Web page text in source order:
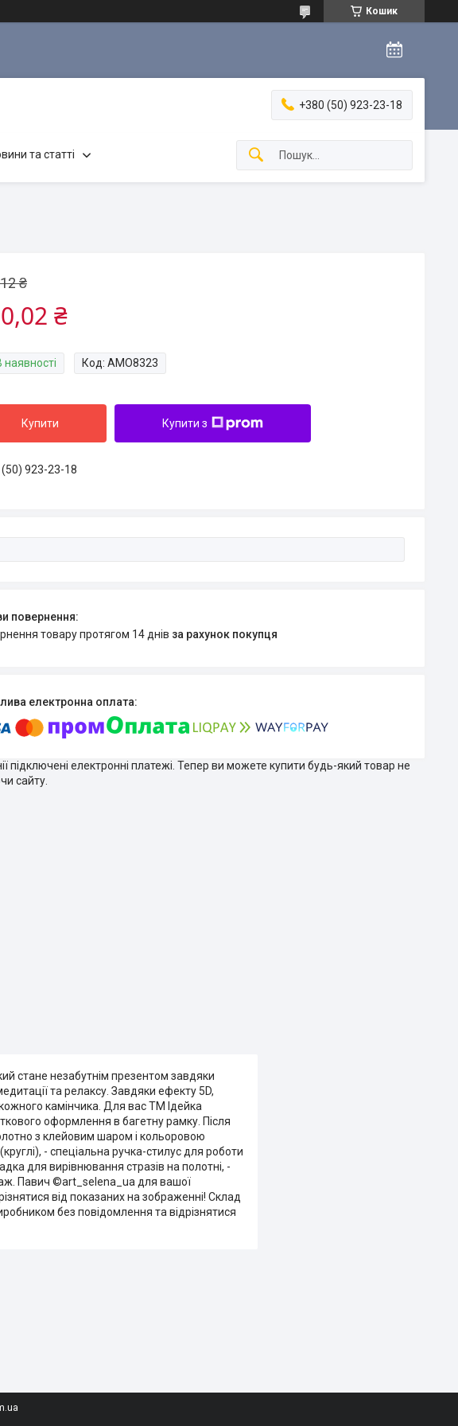
Кошик
+380 (50) 923-23-18
та статті
₴
₴
наявності Код: AMO8323
Купити Купити з
(50) 923-23-18
товару протягом 14 днів за рахунок покупця
підключені електронні платежі. Тепер ви можете купити будь-який товар не
сайту.
стане незабутнім презентом завдяки
та релаксу. Завдяки ефекту 5D,
камінчика. Для вас ТМ Ідейка
оформлення в багетну рамку. Після
з клейовим шаром і кольоровою
- спеціальна ручка-стилус для роботи
для вирівнювання стразів на полотні, -
Павич ©art_selena_ua для вашої
від показаних на зображенні! Склад
без повідомлення та відрізнятися